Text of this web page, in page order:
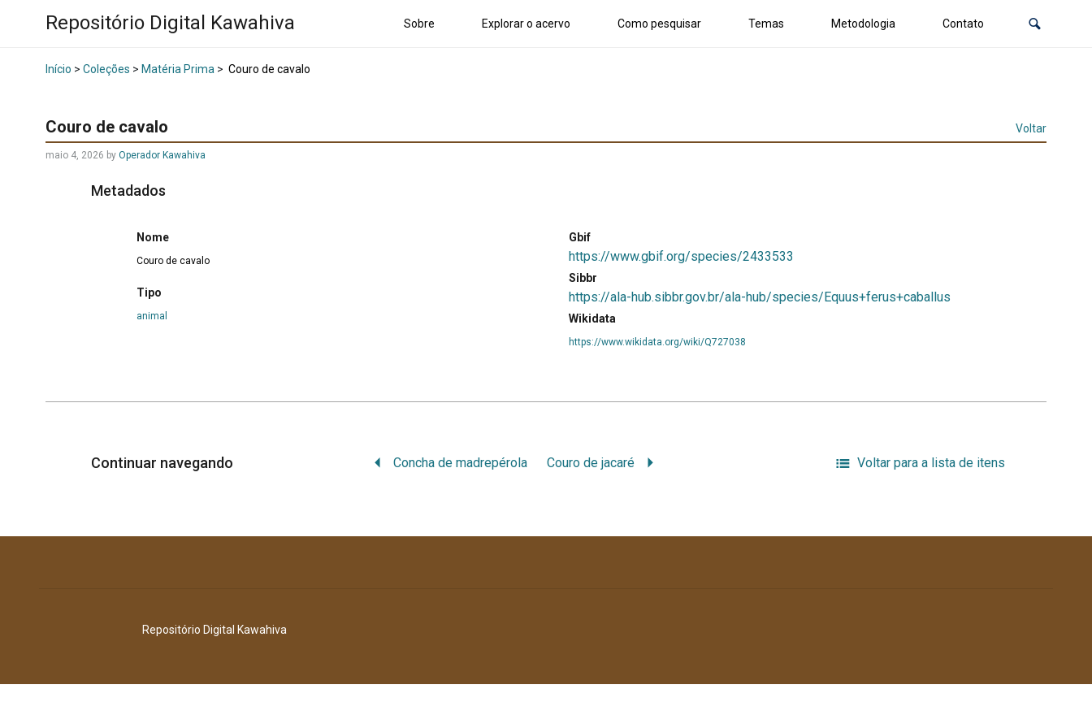
Repositório Digital Kawahiva Sobre Explorar o acervo Como pesquisar Temas Metodologia Contato
Início > Coleções > Matéria Prima > Couro de cavalo
Couro de cavalo Voltar
maio 4, 2026 by Operador Kawahiva
Metadados
Nome
Couro de cavalo
Tipo
animal
Gbif
https://www.gbif.org/species/2433533
Sibbr
https://ala-hub.sibbr.gov.br/ala-hub/species/Equus+ferus+caballus
Wikidata
https://www.wikidata.org/wiki/Q727038
Continuar navegando Concha de madrepérola Couro de jacaré Voltar para a lista de itens
Repositório Digital Kawahiva